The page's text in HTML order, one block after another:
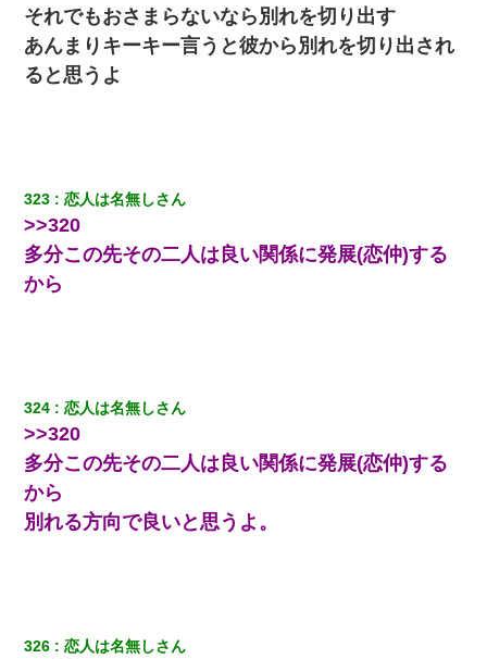
小学生の息子が急に様子がおかしくなった。私「理由を聞いても
『わかんない！』って怒鳴り付けてくるし、困っってる」旦那
「話してみるよ」→ 後日・・・
日曜日、会社の窓を見ると同僚の姿。俺（あれ？ディズニーシー
じゃ？）→俺電話「今何してんの？」同僚「シーで並んでるこ
と！」俺「会社にいない？」→次の瞬間、すごい鳥肌が立った
【画像】女の子「お母さん！！私ようやくファッションモデルに
選ばれたの！絶対見に来てね！」→悲しい結果がこれ・・・
同じマンションに住んでる女性が鍵をわかりやすいところに隠し
ている事に気づいた俺「忍びこんでみよう！」→ 結果
それでもおさまらないなら別れを切り出す
あんまりキーキー言うと彼から別れを切り出され
ると思うよ
323 恋人は名無しさん
>>320
多分この先その二人は良い関係に発展(恋仲)する
から
324 恋人は名無しさん
>>320
多分この先その二人は良い関係に発展(恋仲)する
から
別れる方向で良いと思うよ。
326 恋人は名無しさん